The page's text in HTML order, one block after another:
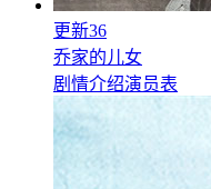
更新36
乔家的儿女
剧情介绍演员表